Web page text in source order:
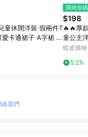
童休閒洋裝 假兩件T
卡通裙子 A字裙 草
韓版童裝ｚ
限時加碼
$198
🔥🔥厚
童公主
蝦皮購物
5.2%
絡我們